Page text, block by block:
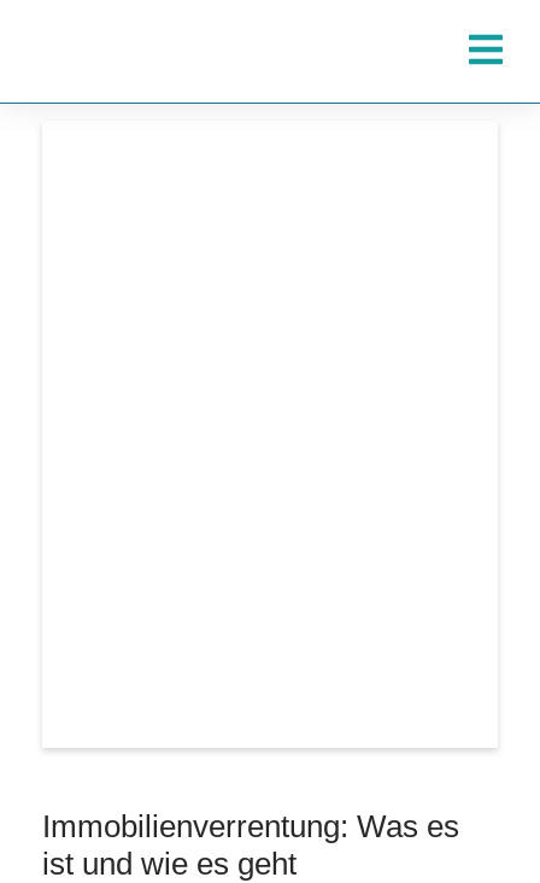
Immobilienverrentung: Was es
ist und wie es geht